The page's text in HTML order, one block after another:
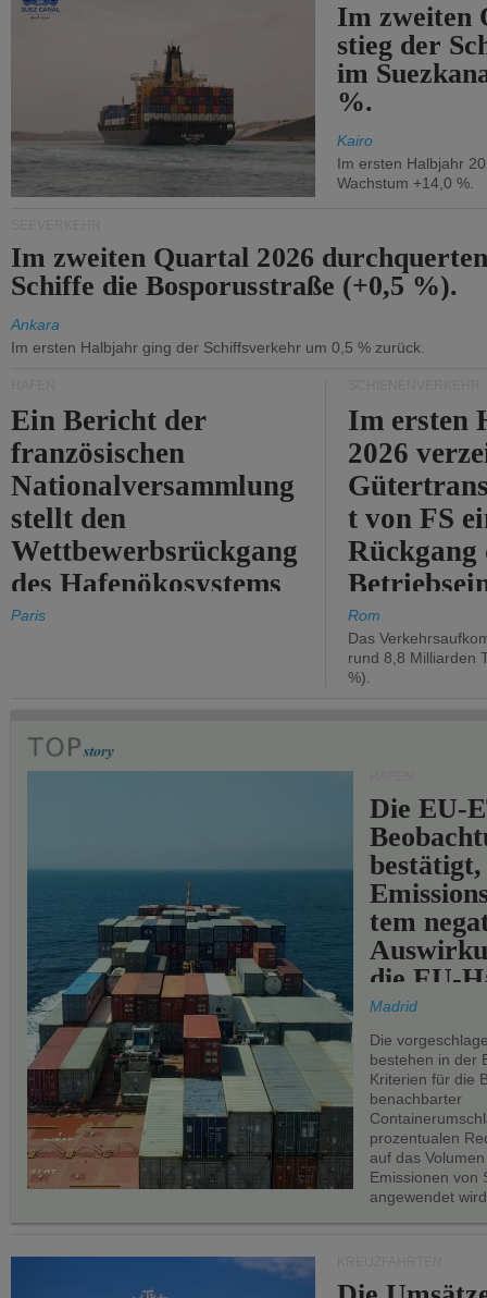
Im zweiten
stieg der
im
%.
Kairo
Im ersten Halbjahr
Wachstum +14,0 %.
Im zweiten Quartal 2026
Schiffe die Bosporusstraße (+0,5 %).
Ankara
Im ersten Halbjahr ging der Schiffsverkehr um 0,5 % zurück.
Ein Bericht der
französischen
Nationalversammlung
stellt den
Wettbewerbsrückgang
des Hafenökosystems
des Staates fest.
Paris
Im ersten
2026
t von FS
Rückgang
um 2,7 %.
Rom
Das
rund 8,8 Milliarden
%).
Die EU-
bestätigt,
tem
die EU-
Madrid
Die
bestehen in der
Kriterien für die
benachbarter
prozentualen
auf das
Emissionen von
angewendet